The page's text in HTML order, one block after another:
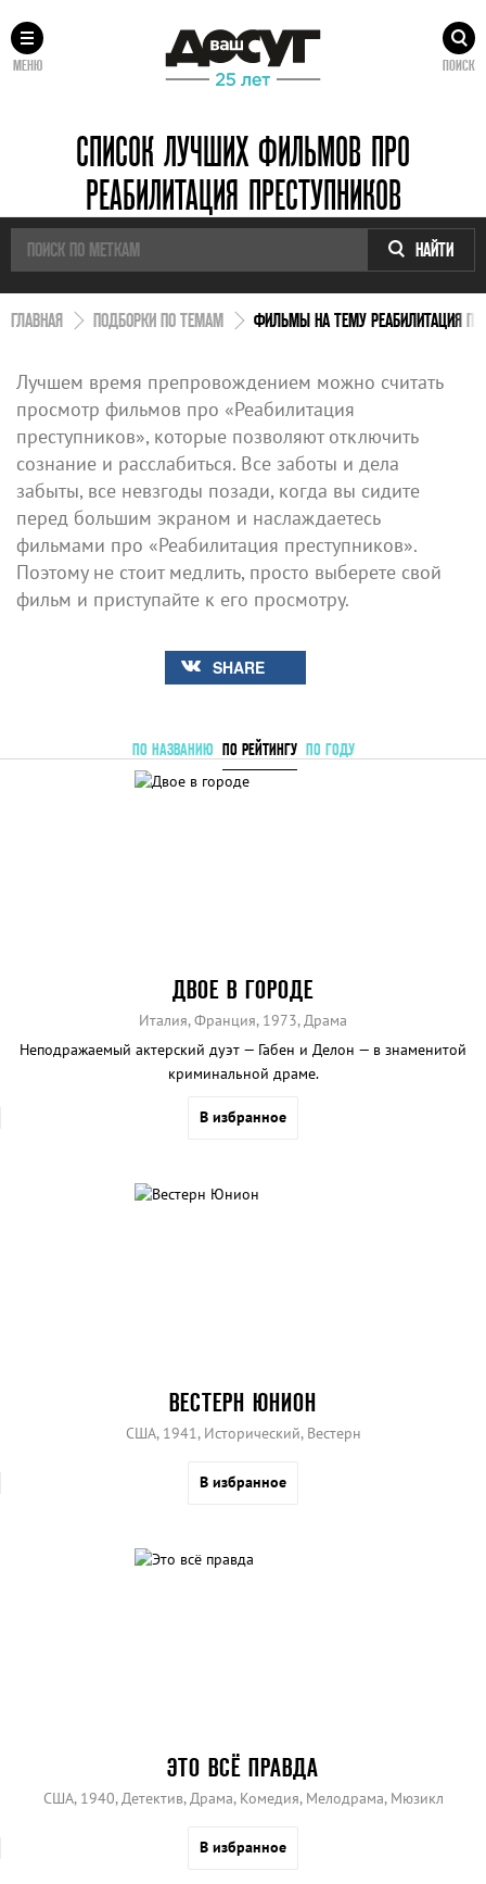
МЕНЮ ПОИСК
СПИСОК ЛУЧШИХ ФИЛЬМОВ ПРО
РЕАБИЛИТАЦИЯ ПРЕСТУПНИКОВ
НАЙТИ
ГЛАВНАЯ ПОДБОРКИ ПО ТЕМАМ ФИЛЬМЫ НА ТЕМУ РЕАБИЛИТАЦИЯ
Лучшем время препровождением можно считать
просмотр фильмов про «Реабилитация
преступников», которые позволяют отключить
сознание и расслабиться. Все заботы и дела
забыты, все невзгоды позади, когда вы сидите
перед большим экраном и наслаждаетесь
фильмами про «Реабилитация преступников».
Поэтому не стоит медлить, просто выберете свой
фильм и приступайте к его просмотру.
SHARE
ПО НАЗВАНИЮ ПО РЕЙТИНГУ ПО ГОДУ
ДВОЕ В ГОРОДЕ
Италия, Франция, 1973, Драма
Неподражаемый актерский дуэт — Габен и Делон — в знаменитой
криминальной драме.
В избранное
ВЕСТЕРН ЮНИОН
США, 1941, Исторический, Вестерн
В избранное
ЭТО ВСЁ ПРАВДА
США, 1940, Детектив, Драма, Комедия, Мелодрама, Мюзикл
В избранное